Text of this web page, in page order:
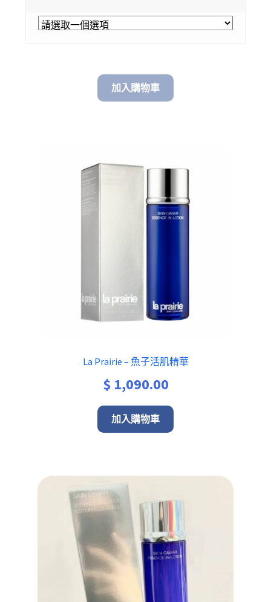
$ 20.00
加入購物車
La Prairie – 魚子活肌精華
$ 1,090.00
加入購物車